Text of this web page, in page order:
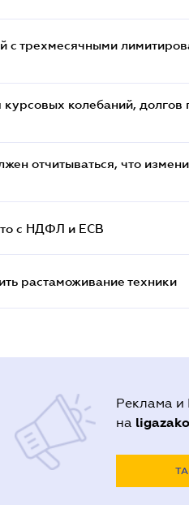
с трехмесячными
курсовых колебаний,
отчитываться, что
с НДФЛ и ЕСВ
растаможивание техники
Реклама и
на